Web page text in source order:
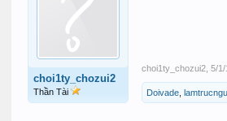
choi1ty_chozui2
Thần Tài
choi1ty_chozui2 5/1/
Doivade